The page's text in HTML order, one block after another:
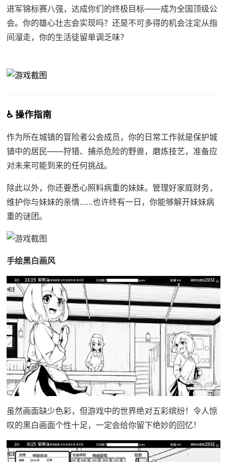
进军锦标赛八强，达成你们的终极目标——成为全国顶级公
会。你的雄心壮志会实现吗？还是不可多得的机会注定从指
间溜走，你的生活徒留单调乏味？
♿ 操作指南
作为所在城镇的冒险者公会成员，你的日常工作就是保护城
镇中的居民——狩猎、捕杀危险的野兽，磨炼技艺，准备应
对未来可能到来的任何挑战。
除此以外，你还要悉心照料病重的妹妹。管理好家庭财务，
维护你与妹妹的亲情……也许终有一日，你能够解开妹妹病
重的谜团。
手绘黑白画风
虽然画面缺少色彩，但游戏中的世界绝对五彩缤纷！令人惊
叹的黑白画面个性十足，一定会给你留下绝妙的回忆！